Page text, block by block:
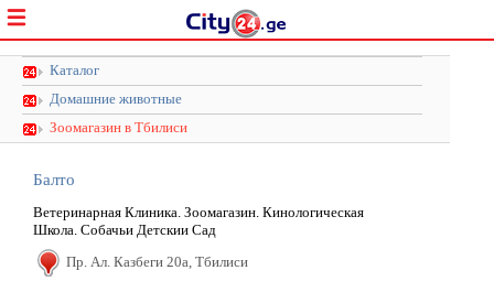
Каталог
Домашние животные
Зоомагазин в Тбилиси
Балто
Ветеринарная Клиника. Зоомагазин. Кинологическая
Школа. Собачьи Детскии Сад
Пр. Ал. Казбеги 20a, Тбилиси